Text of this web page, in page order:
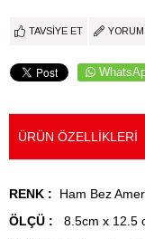
TAVSIYE ET
ÜRÜN ÖZELLIKLERI
RENK : Ham Bez
ÖLÇÜ : 8.5cm x 12.5